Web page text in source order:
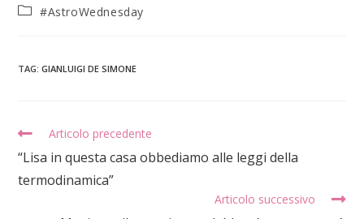
#AstroWednesday
TAG:GIANLUIGI DE SIMONE
Articolo precedente
“Lisa in questa casa obbediamo alle leggi della
termodinamica”
Articolo successivo